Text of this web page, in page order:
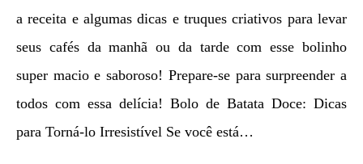
a receita e algumas dicas e truques criativos para levar
seus cafés da manhã ou da tarde com esse bolinho
super macio e saboroso! Prepare-se para surpreender a
todos com essa delícia! Bolo de Batata Doce: Dicas
para Torná-lo Irresistível Se você está…